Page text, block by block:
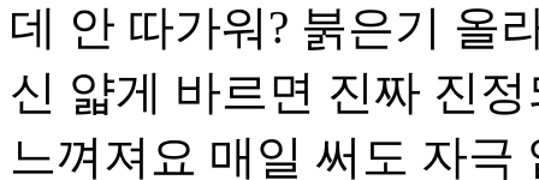
데 안 따가워? 붉은기 올
신 얇게 바르면 진짜 진
느껴져요 매일 써도 자극